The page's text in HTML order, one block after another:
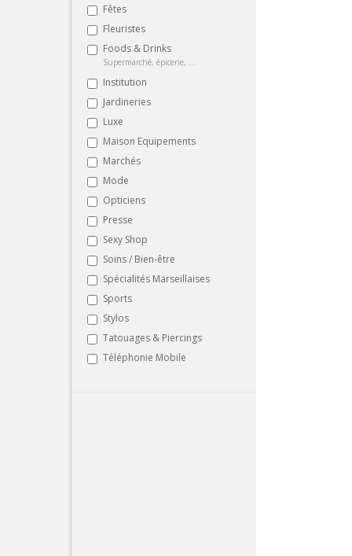
Fêtes
Fleuristes
Foods & Drinks
Supermarché, épicerie, ...
Institution
Jardineries
Luxe
Maison Equipements
Marchés
Mode
Opticiens
Presse
Sexy Shop
Soins / Bien-être
Spécialités Marseillaises
Sports
Stylos
Tatouages & Piercings
Téléphonie Mobile